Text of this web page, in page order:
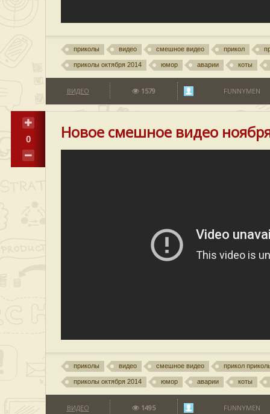
приколы видео смешное видео прикол
приколы октября 2014 юмор аварии коты
ВИДЕО 1579 FUNNYMEN
0 Новое смешное видео
приколы видео смешное видео прикол
приколы октября 2014 юмор аварии коты
ВИДЕО 1495 FUNNYMEN